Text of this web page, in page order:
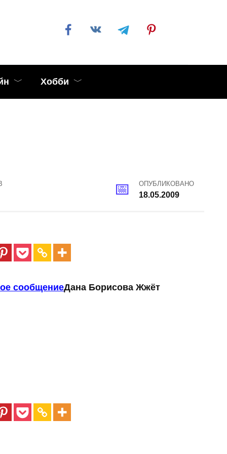
Хобби
ОПУБЛИКОВАНО
18.05.2009
сообщениеДана Борисова Жжёт